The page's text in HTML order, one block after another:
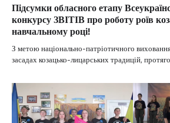
Підсумки обласного етапу
конкурсу ЗВІТІВ про роботу роїв
навчальному році!
З метою національно-патріотичного
засадах козацько-лицарських традицій,